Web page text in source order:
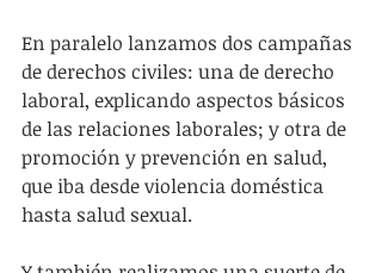
En paralelo lanzamos dos campañas
de derechos civiles: una de derecho
laboral, explicando aspectos básicos
de las relaciones laborales; y otra de
promoción y prevención en salud,
que iba desde violencia doméstica
hasta salud sexual.